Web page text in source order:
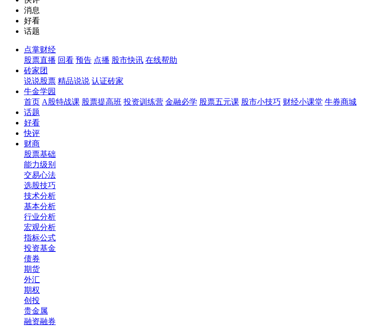
消息
好看
话题
点掌财经
股票直播 回看 预告 点播 股市快讯 在线帮助
砖家团
说说股票 精品说说 认证砖家
牛金学园
首页 A股特战课 股票提高班 投资训练营 金融必学 股票五元课 股市小技巧 财经小课堂 牛券商城
话题
好看
快评
财商
股票基础
能力级别
交易心法
选股技巧
技术分析
基本分析
行业分析
宏观分析
指标公式
投资基金
债券
期货
外汇
期权
创投
贵金属
融资融券